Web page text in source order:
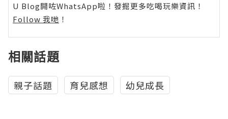
U Blog開咗WhatsApp啦！發掘更多吃喝玩樂資訊！
Follow 我哋 ！
相關話題
親子話題 育兒感想 幼兒成長